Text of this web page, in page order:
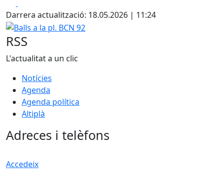
Darrera actualització: 18.05.2026 | 11:24
Balls a la pl. BCN 92
RSS
L'actualitat a un clic
Notícies
Agenda
Agenda política
Altiplà
Adreces i telèfons
Accedeix